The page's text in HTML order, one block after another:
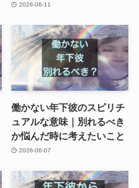
2026-06-11
働かない年下彼のスピリチ
ュアルな意味｜別れるべき
か悩んだ時に考えたいこと
2026-06-07